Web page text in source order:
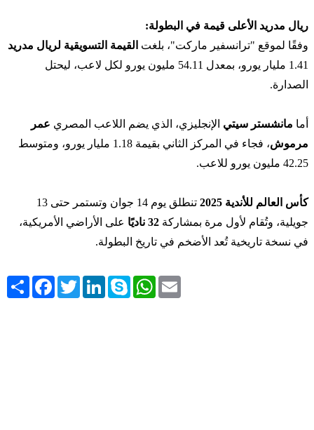
ريال مدريد الأعلى قيمة في البطولة:
وفقًا لموقع "ترانسفير ماركت"، بلغت القيمة التسويقية لريال مدريد
1.41 مليار يورو، بمعدل 54.11 مليون يورو لكل لاعب، ليحتل
الصدارة.
أما مانشستر سيتي الإنجليزي، الذي يضم اللاعب المصري عمر
مرموش
، فجاء في المركز الثاني بقيمة 1.18 مليار يورو، ومتوسط
42.25 مليون يورو للاعب.
كأس العالم للأندية 2025
تنطلق يوم 14 جوان وتستمر حتى 13
جويلية، وتُقام لأول مرة بمشاركة 32 ناديًا
على الأراضي الأمريكية،
في نسخة تاريخية تُعد الأضخم في تاريخ البطولة.
Share FacebookTwitterLinkedInSkype WhatsApp